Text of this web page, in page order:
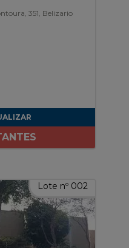
351, Belizario
Lote nº 002